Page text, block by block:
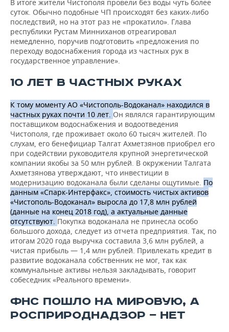
В итоге жители Чистополя провели без воды чуть более
суток. Обычно подобные ЧП происходят без каких-либо
последствий, но на этот раз не «прокатило». Глава
республики Рустам Минниханов отреагировал
немедленно, поручив подготовить «предложения по
переходу водоснабжения города из частных рук в
государственное управление».
10 ЛЕТ В ЧАСТНЫХ РУКАХ
К тому моменту АО «Чистополь-Водоканал» находился в
частных руках почти 10 лет. Он являлся гарантирующим
поставщиком водоснабжения и водоотведения
Чистополя, где проживает около 60 тысяч жителей. По
слухам, его бенефициар Талгат Ахметзянов приобрел его
при содействии руководителя крупной энергетической
компании якобы за 50 млн рублей. В окружении Талгата
Ахметзянова утверждают, что инвестиции в
модернизацию водоканала были сделаны ощутимые. По
данным «Спарк-Интерфакс», стоимость чистых активов
«Чистополь-Водоканал» выросла до 17,8 млн рублей
(данные на конец 2018 год), а актуальные данные
отсутствуют. Покупка водоканала не принесла особо
большого дохода, следует из отчета предприятия. Так, по
итогам 2020 года выручка составила 3,6 млн рублей, а
чистая прибыль — 1,4 млн рублей. Привлекать кредит в
развитие водоканала собственник не мог, так как
коммунальные активы нельзя закладывать, говорит
собеседник «Реального времени».
ФНС ПОШЛО НА МИРОВУЮ, А
РОСПРИРОДНАДЗОР — НЕТ